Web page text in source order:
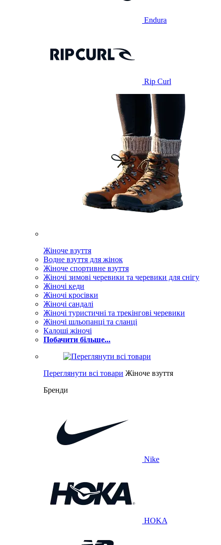
Endura
Rip Curl
Жіноче взуття
Водне взуття для жінок
Жіноче спортивне взуття
Жіночі зимові черевики та черевики для снігу
Жіночі кеди
Жіночі кросівки
Жіночі сандалі
Жіночі туристичні та трекінгові черевики
Жіночі шльопанці та сланці
Калоші жіночі
Побачити більше...
Переглянути всі товари Жіноче взуття
Бренди
Nike
HOKA